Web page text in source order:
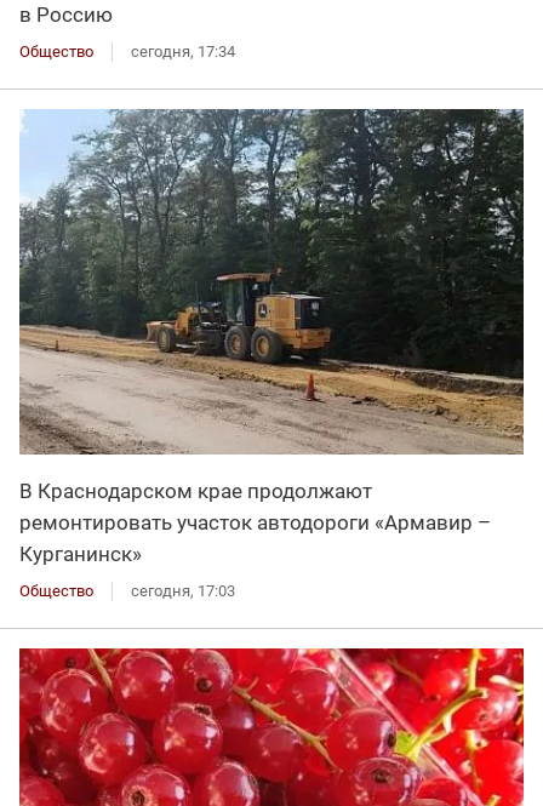
в Россию
Общество сегодня, 17:34
В Краснодарском крае продолжают
ремонтировать участок автодороги «Армавир –
Курганинск»
Общество сегодня, 17:03